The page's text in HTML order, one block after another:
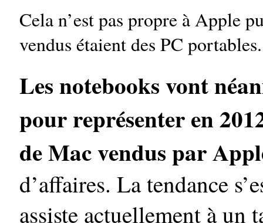
Cela n’est pas propre à Apple
vendus étaient des PC portables.
Les notebooks vont
pour représenter en
de Mac venduspar
d’affaires. La tendance
assiste actuellement à un